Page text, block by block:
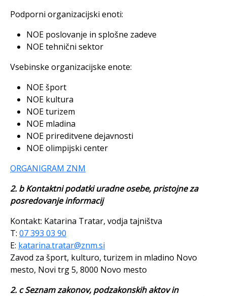
Podporni organizacijski enoti:
NOE poslovanje in splošne zadeve
NOE tehnični sektor
Vsebinske organizacijske enote:
NOE šport
NOE kultura
NOE turizem
NOE mladina
NOE prireditvene dejavnosti
NOE olimpijski center
ORGANIGRAM ZNM
2. b Kontaktni podatki uradne osebe, pristojne za
posredovanje informacij
Kontakt: Katarina Tratar, vodja tajništva
T: 07 393 03 90
E: katarina.tratar@znm.si
Zavod za šport, kulturo, turizem in mladino Novo
mesto, Novi trg 5, 8000 Novo mesto
2. c Seznam zakonov, podzakonskih aktov in